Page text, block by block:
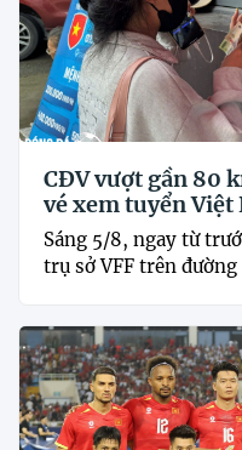
CĐV vượt gần 80
vé xem tuyển Việt
Sáng 5/8, ngay từ
trụ sở VFF trên đường